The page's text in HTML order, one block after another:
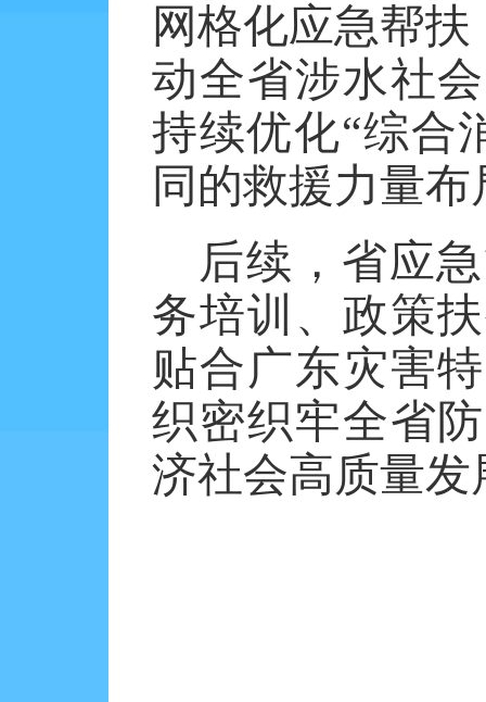
网格化应急帮
动全省涉水社
持续优化“综合
同的救援力量布
后续，省应
务培训、政策
贴合广东灾害
织密织牢全省
济社会高质量